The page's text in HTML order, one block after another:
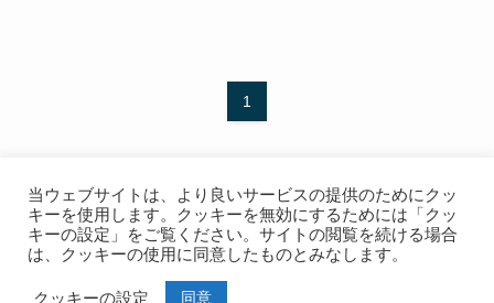
1
当ウェブサイトは、より良いサービスの提供のためにクッ
キーを使用します。クッキーを無効にするためには「クッ
キーの設定」をご覧ください。サイトの閲覧を続ける場合
は、クッキーの使用に同意したものとみなします。
クッキーの設定 同意